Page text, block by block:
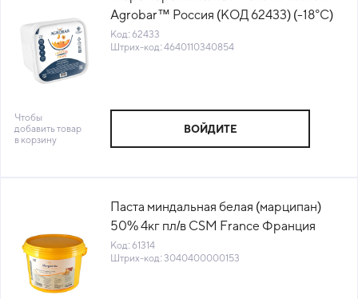
Agrobar™ Россия (КОД 62433) (-18°С)
Код: 62433
Штрих-код: 4640110340854
Чтобы
добавить товар
в корзину
ВОЙДИТЕ
Паста миндальная белая (марципан)
50% 4кг пл/в CSM France Франция
(00015) (КОД 61314) (+18°С)
Код: 61314
Штрих-код: 3040400000153